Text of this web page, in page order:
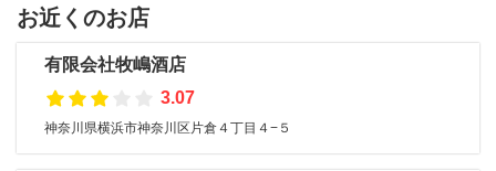
お近くのお店
有限会社牧嶋酒店
3.07
神奈川県横浜市神奈川区片倉４丁目４−５